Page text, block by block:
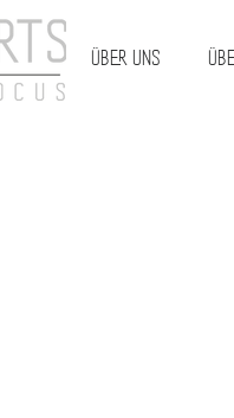
Über uns